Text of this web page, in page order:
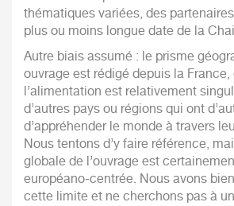
thématiques variées, des
plus ou moins longue date de la
Autre biais assumé : le prisme
ouvrage est rédigé depuis la France,
l’alimentation est relativement
d’autres pays ou régions qui ont
d’appréhender le monde à travers
Nous tentons d’y faire référence,
globale de l’ouvrage est
européano-centrée. Nous avons
cette limite et ne cherchons pas à